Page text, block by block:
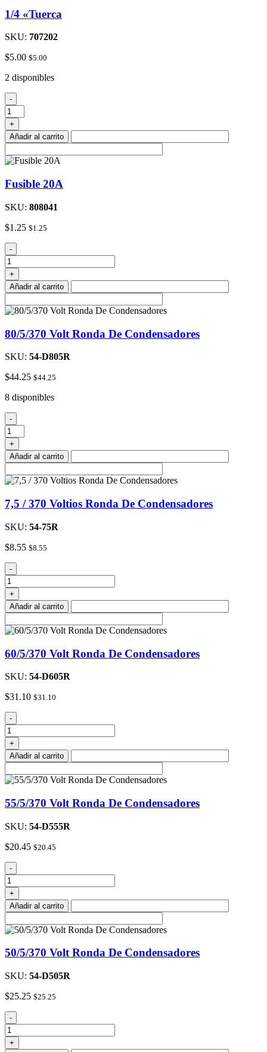
1/4 «Tuerca
SKU: 707202
$5.00 $5.00
2 disponibles
1/4
"Tuerca
cantidad
-
+
Añadir al carrito
Fusible 20A
SKU: 808041
$1.25 $1.25
Fusible
20A
cantidad
-
+
Añadir al carrito
80/5/370 Volt Ronda De Condensadores
SKU: 54-D805R
$44.25 $44.25
8 disponibles
80/5/370
Volt
Ronda
De
Condensadores
-
+
Añadir al carrito
7,5 / 370 Voltios Ronda De Condensadores
SKU: 54-75R
$8.55 $8.55
7,5
/
370
Voltios
Ronda
Condensadores
-
+
Añadir al carrito
60/5/370 Volt Ronda De Condensadores
SKU: 54-D605R
$31.10 $31.10
60/5/370
Volt
Ronda
De
Condensadores
-
+
Añadir al carrito
55/5/370 Volt Ronda De Condensadores
SKU: 54-D555R
$20.45 $20.45
55/5/370
Volt
Ronda
De
Condensadores
-
+
Añadir al carrito
50/5/370 Volt Ronda De Condensadores
SKU: 54-D505R
$25.25 $25.25
50/5/370
Volt
Ronda
De
-
+